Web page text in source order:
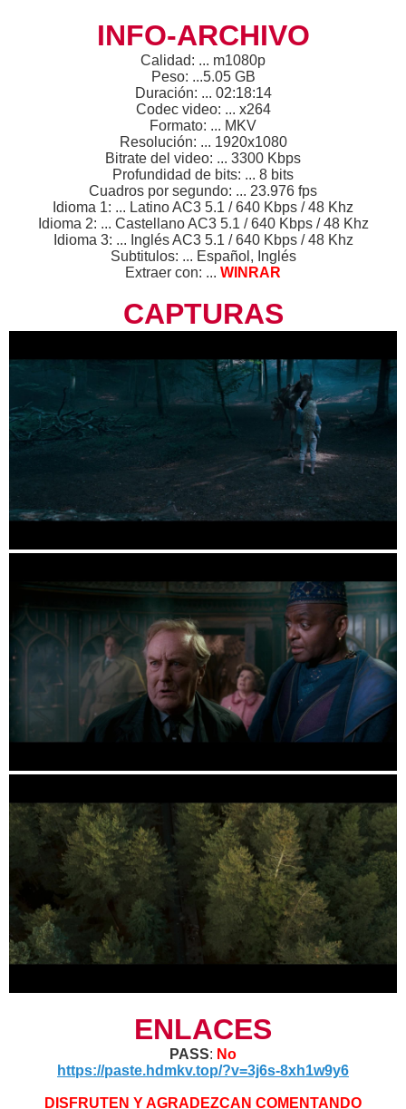
INFO-ARCHIVO
Calidad: ... m1080p
Peso: ...5.05 GB
Duración: ... 02:18:14
Codec video: ... x264
Formato: ... MKV
Resolución: ... 1920x1080
Bitrate del video: ... 3300 Kbps
Profundidad de bits: ... 8 bits
Cuadros por segundo: ... 23.976 fps
Idioma 1: ... Latino AC3 5.1 / 640 Kbps / 48 Khz
Idioma 2: ... Castellano AC3 5.1 / 640 Kbps / 48 Khz
Idioma 3: ... Inglés AC3 5.1 / 640 Kbps / 48 Khz
Subtitulos: ... Español, Inglés
Extraer con: ... WINRAR
CAPTURAS
ENLACES
PASS: No
https://paste.hdmkv.top/?v=3j6s-8xh1w9y6
DISFRUTEN Y AGRADEZCAN COMENTANDO